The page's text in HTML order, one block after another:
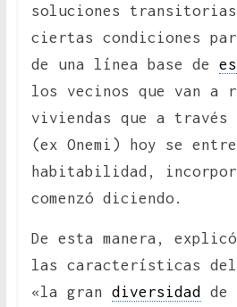
soluciones
ciertas condiciones
de una línea base de
los vecinos que van a
viviendas que a través
(ex Onemi) hoy se
habitabilidad,
comenzó diciendo.
De esta manera,
las características del
«la gran diversidad de